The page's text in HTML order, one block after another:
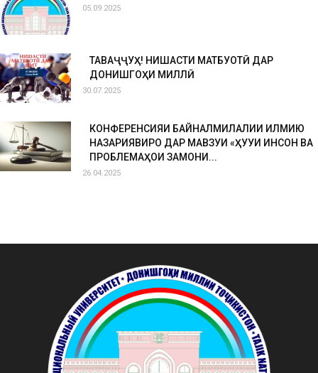
05.09.2025
ТАВАҶҶУҲ! НИШАСТИ МАТБУОТӢ ДАР
ДОНИШГОҲИ МИЛЛӢ
30.07.2025
КОНФЕРЕНСИЯИ БАЙНАЛМИЛАЛИИ ИЛМИЮ
НАЗАРИЯВИРО ДАР МАВЗУИ «ҲУҚУҚИ ИНСОН ВА
ПРОБЛЕМАҲОИ ЗАМОНИ...
26.04.2025